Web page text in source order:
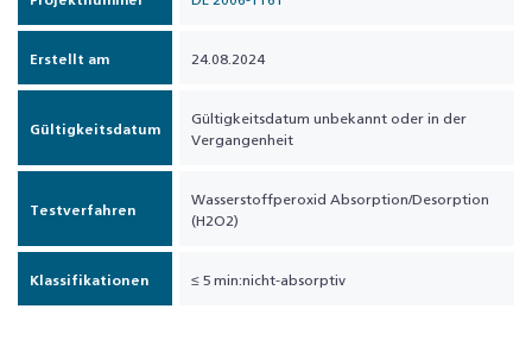
Erstellt am 24.08.2024
Gültigkeitsdatum
Gültigkeitsdatum unbekannt oder in der
Vergangenheit
Testverfahren
Wasserstoffperoxid Absorption/Desorption
(H2O2)
Klassifikationen ≤ 5 min:nicht-absorptiv